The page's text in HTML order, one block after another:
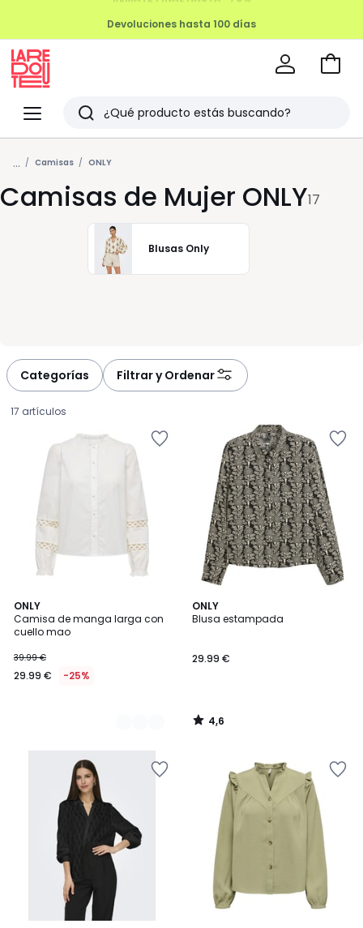
Devoluciones hasta 100 días
Menu
Redoute
Buscar
Últimos
artículos
vistos
Ir
... Camisas ONLY
Camisas de Mujer ONLY17
Blusas Only
Categorías Filtrar y Ordenar
17 artículos
ONLY
Camisa de manga larga con
cuello mao
€
en
descuento
39.99 €
29.99 € -25%
2
Colores
ONLY
Blusa estampada
29.99 €
4,6
/ 5
4,6
/